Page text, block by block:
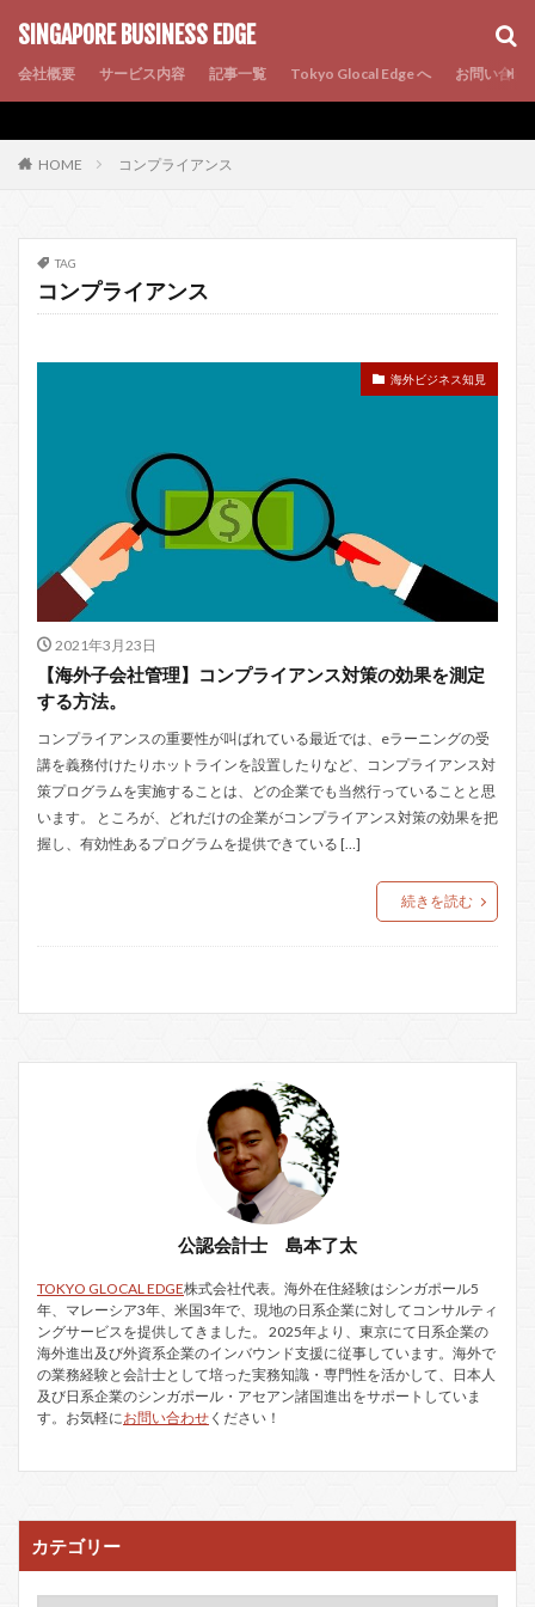
SINGAPORE BUSINESS EDGE
会社概要 サービス内容 記事一覧 Tokyo Glocal Edge へ お問い合わ
HOME コンプライアンス
TAG
コンプライアンス
海外ビジネス知見
2021年3月23日
【海外子会社管理】コンプライアンス対策の効果を測定
する方法。
コンプライアンスの重要性が叫ばれている最近では、eラーニングの受
講を義務付けたりホットラインを設置したりなど、コンプライアンス対
策プログラムを実施することは、どの企業でも当然行っていることと思
います。 ところが、どれだけの企業がコンプライアンス対策の効果を把
握し、有効性あるプログラムを提供できている […]
続きを読む
公認会計士 島本了太
TOKYO GLOCAL EDGE株式会社代表。海外在住経験はシンガポール5
年、マレーシア3年、米国3年で、現地の日系企業に対してコンサルティ
ングサービスを提供してきました。 2025年より、東京にて日系企業の
海外進出及び外資系企業のインバウンド支援に従事しています。海外で
の業務経験と会計士として培った実務知識・専門性を活かして、日本人
及び日系企業のシンガポール・アセアン諸国進出をサポートしていま
す。お気軽にお問い合わせ ください！
カテゴリー
AMP SEO PWA